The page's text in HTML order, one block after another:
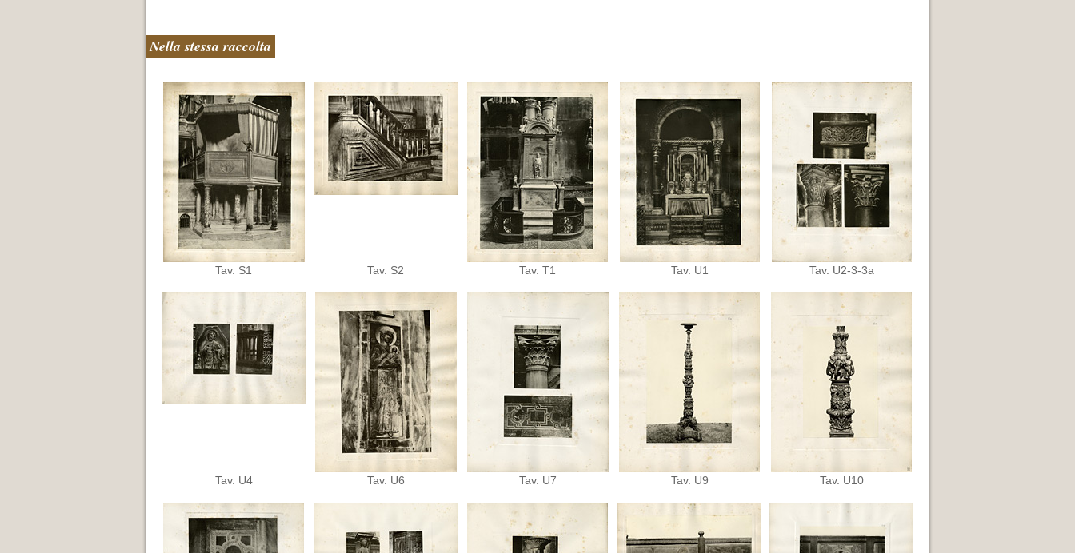
Nella stessa raccolta
Tav. S1 Tav. S2 Tav. T1 Tav. U1 Tav. U2-3-3a
Tav. U4 Tav. U6 Tav. U7 Tav. U9 Tav. U10